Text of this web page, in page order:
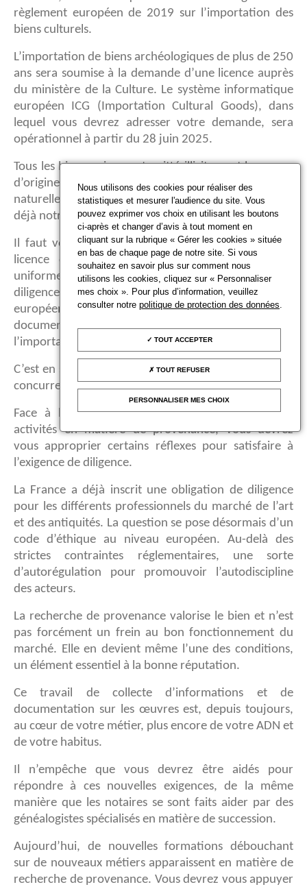
règlement européen de 2019 sur l’importation des
biens culturels.
L’importation de biens archéologiques de plus de 250
ans sera soumise à la demande d’une licence auprès
du ministère de la Culture. Le système informatique
européen ICG (Importation Cultural Goods), dans
lequel vous devrez adresser votre demande, sera
opérationnel à partir du 28 juin 2025.
Tous les biens qui auront quitté illicitement leur pays
d’origine ou de séjour seront, en revanche,
naturellement, interdits à la vente, comme le prévoit
déjà notre code du patrimoine.
Il faut voir que la mise en œuvre du régime de la
licence d’importation permettra une application
uniforme dans tous les pays de l’UE de la notion de
diligence. Tous les acteurs du marché de l’art
européen devront, en effet, fournir le même type de
documents pour garantir le caractère licite de
l’importation d’un bien culturel.
C’est en soi un élément positif car essentiel pour une
concurrence équitable au sein de l’UE.
Face à la pression toujours qui s’exerce sur vos
activités en matière de provenance, vous devrez
vous approprier certains réflexes pour satisfaire à
l’exigence de diligence.
La France a déjà inscrit une obligation de diligence
pour les différents professionnels du marché de l’art
et des antiquités. La question se pose désormais d’un
code d’éthique au niveau européen. Au-delà des
strictes contraintes réglementaires, une sorte
d’autorégulation pour promouvoir l’autodiscipline
des acteurs.
La recherche de provenance valorise le bien et n’est
pas forcément un frein au bon fonctionnement du
marché. Elle en devient même l’une des conditions,
un élément essentiel à la bonne réputation.
Ce travail de collecte d’informations et de
documentation sur les œuvres est, depuis toujours,
au cœur de votre métier, plus encore de votre ADN et
de votre habitus.
Il n’empêche que vous devrez être aidés pour
répondre à ces nouvelles exigences, de la même
manière que les notaires se sont faits aider par des
généalogistes spécialisés en matière de succession.
Aujourd’hui, de nouvelles formations débouchant
sur de nouveaux métiers apparaissent en matière de
recherche de provenance. Vous devrez vous appuyer
Nous utilisons des cookies pour réaliser des
statistiques et mesurer l'audience du site. Vous
pouvez exprimer vos choix en utilisant les boutons
ci-après et changer d’avis à tout moment en
cliquant sur la rubrique « Gérer les cookies » située
en bas de chaque page de notre site. Si vous
souhaitez en savoir plus sur comment nous
utilisons les cookies, cliquez sur « Personnaliser
mes choix ». Pour plus d’information, veuillez
consulter notrepolitique de protection des données.
TOUT ACCEPTER
TOUT REFUSER
PERSONNALISER MES CHOIX